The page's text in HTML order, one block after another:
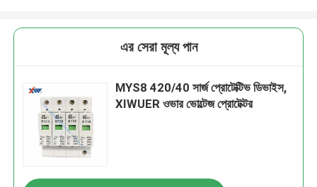
এর সেরা মূল্য পান
MYS8 420/40 সার্জ প্রোটেক্টিভ ডিভাইস,
XIWUER ওভার ভোল্টেজ প্রোটেক্টর